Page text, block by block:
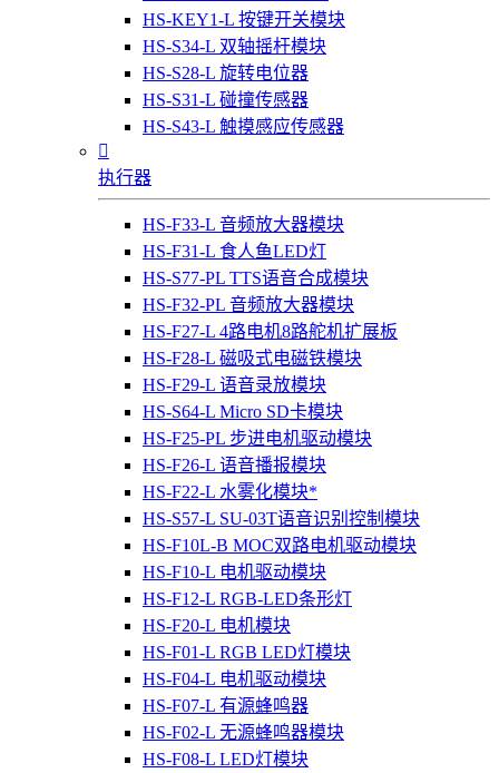
HS-KEY1-L 按键开关模块
HS-S34-L 双轴摇杆模块
HS-S28-L 旋转电位器
HS-S31-L 碰撞传感器
HS-S43-L 触摸感应传感器

执行器
HS-F33-L 音频放大器模块
HS-F31-L 食人鱼LED灯
HS-S77-PL TTS语音合成模块
HS-F32-PL 音频放大器模块
HS-F27-L 4路电机8路舵机扩展板
HS-F28-L 磁吸式电磁铁模块
HS-F29-L 语音录放模块
HS-S64-L Micro SD卡模块
HS-F25-PL 步进电机驱动模块
HS-F26-L 语音播报模块
HS-F22-L 水雾化模块*
HS-S57-L SU-03T语音识别控制模块
HS-F10L-B MOC双路电机驱动模块
HS-F10-L 电机驱动模块
HS-F12-L RGB-LED条形灯
HS-F20-L 电机模块
HS-F01-L RGB LED灯模块
HS-F04-L 电机驱动模块
HS-F07-L 有源蜂鸣器
HS-F02-L 无源蜂鸣器模块
HS-F08-L LED灯模块